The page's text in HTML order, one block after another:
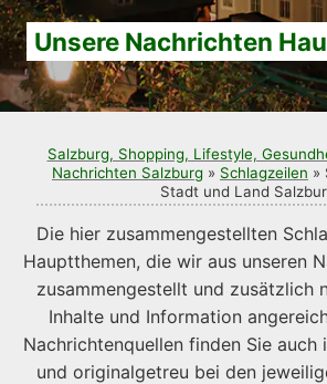
Unsere Nachrichten
Salzburg, Shopping, Lifestyle,
Nachrichten Salzburg » Schlagzeilen »
Stadt und Land
Die hier zusammengestellten
Hauptthemen, die wir aus unseren
zusammengestellt und zusätzlich
Inhalte und Information
Nachrichtenquellen finden Sie auch
und originalgetreu bei den